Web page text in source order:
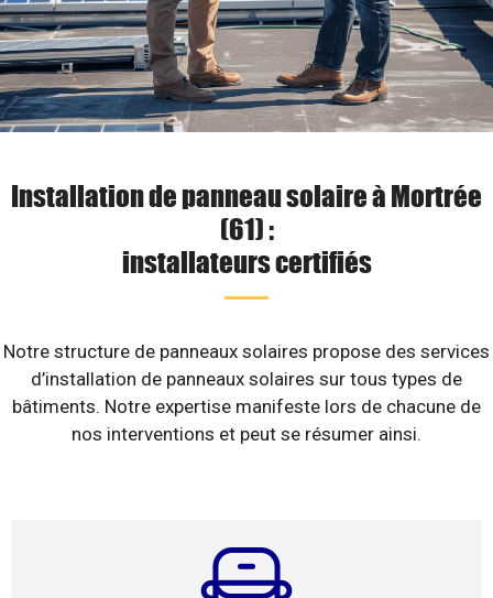
Installation de panneau solaire à Mortrée
(61) :
installateurs certifiés
Notre structure de panneaux solaires propose des services
d’installation de panneaux solaires sur tous types de
bâtiments. Notre expertise manifeste lors de chacune de
nos interventions et peut se résumer ainsi.